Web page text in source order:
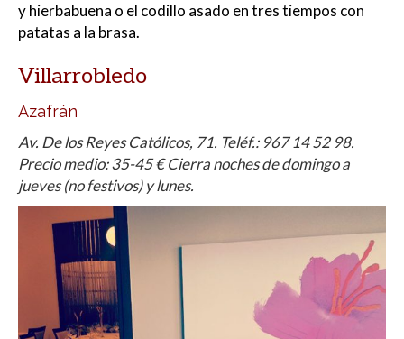
y hierbabuena o el codillo asado en tres tiempos con
patatas a la brasa.
Villarrobledo
Azafrán
Av. De los Reyes Católicos, 71. Teléf.: 967 14 52 98.
Precio medio: 35-45 € Cierra noches de domingo a
jueves (no festivos) y lunes.